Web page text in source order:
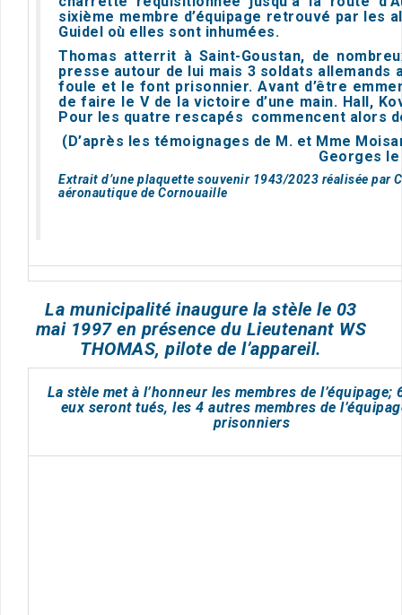
sixième membre d’équipage retrouvé par les
Guidel où elles sont inhumées.
Thomas atterrit à Saint-Goustan, de
presse autour de lui mais 3 soldats
foule et le font prisonnier. Avant d’être
de faire le V de la victoire d’une main. Hall,
Pour les quatre rescapés commencent alors
(D’après les témoignages de M. et Mme
Georges
Extrait d’une plaquette souvenir 1943/2023 réalisée par
aéronautique de Cornouaille
La municipalité inaugure la stèle le 03
mai 1997 en présence du Lieutenant WS
THOMAS, pilote de l’appareil.
La stèle met à l’honneur les membres de l’équipage;
eux seront tués, les 4 autres membres de
prisonniers